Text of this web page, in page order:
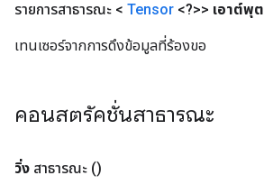
รายการสาธารณะ < Tensor <?>> เอาต์พุต
เทนเซอร์จากการดึงข้อมูลที่ร้องขอ
คอนสตรัคชั่นสาธารณะ
วิ่ง สาธารณะ ()